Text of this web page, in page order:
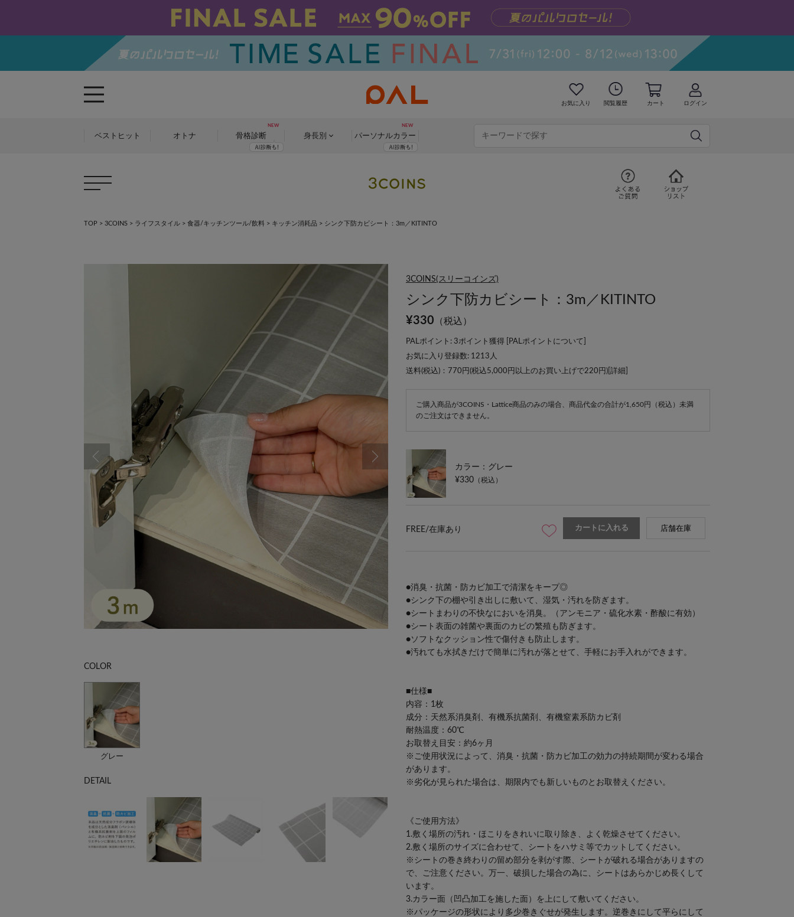
お気に入り 閲覧履歴 カート ログイン
ベストヒット オトナ 骨格診断 身長別 パーソナルカラー
TOP > 3COINS > ライフスタイル > 食器/キッチンツール/飲料 > キッチン消耗品 > シンク下防カビシート：3m／KITINTO
COLOR
グレー
DETAIL
3COINS(スリーコインズ)
シンク下防カビシート：3m／KITINTO
¥330 （税込）
PALポイント: 3ポイント獲得 [ PALポイントについて
お気に入り登録数: 1213 人
送料(税込)：770円(税込5,000円以上のお買い上げで220円)[ 詳細
ご購入商品が3COINS・Lattice商品のみの場合、商品代金の合計が1,650円（税込）未満
のご注文はできません。
カラー：グレー
¥330 （税込）
FREE/在庫あり カートに入れる 店舗在庫
●消臭・抗菌・防カビ加工で清潔をキープ◎
●シンク下の棚や引き出しに敷いて、湿気・汚れを防ぎます。
●シートまわりの不快なにおいを消臭。（アンモニア・硫化水素・酢酸に有効）
●シート表面の雑菌や裏面のカビの繁殖も防ぎます。
●ソフトなクッション性で傷付きも防止します。
●汚れても水拭きだけで簡単に汚れが落とせて、手軽にお手入れができます。
■仕様■
内容：1枚
成分：天然系消臭剤、有機系抗菌剤、有機窒素系防カビ剤
耐熱温度：60℃
お取替え目安：約6ヶ月
※ご使用状況によって、消臭・抗菌・防カビ加工の効力の持続期間が変わる場合
があります。
※劣化が見られた場合は、期限内でも新しいものとお取替えください。
《ご使用方法》
1.敷く場所の汚れ・ほこりをきれいに取り除き、よく乾燥させてください。
2.敷く場所のサイズに合わせて、シートをハサミ等でカットしてください。
※シートの巻き終わりの留め部分を剥がす際、シートが破れる場合がありますの
で、ご注意ください。万一、破損した場合の為に、シートはあらかじめ長くして
います。
3.カラー面（凹凸加工を施した面）を上にして敷いてください。
※パッケージの形状により多少巻きぐせが発生します。逆巻きにして平らにして